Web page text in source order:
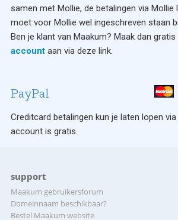
samen met Mollie, de betalingen via Mollie
moet voor Mollie wel ingeschreven staan
Ben je klant van Maakum? Maak dan gratis
accountaan via deze link.
PayPal
Creditcard betalingen kun je laten lopen via
account is gratis.
support
Maakum gebruikersforum
Domeinnaam beschikbaar?
Bestel Maakum website